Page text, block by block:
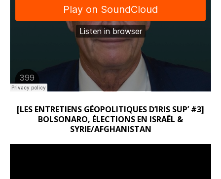
[LES ENTRETIENS GÉOPOLITIQUES D’IRIS SUP’ #3]
BOLSONARO, ÉLECTIONS EN ISRAËL &
SYRIE/AFGHANISTAN